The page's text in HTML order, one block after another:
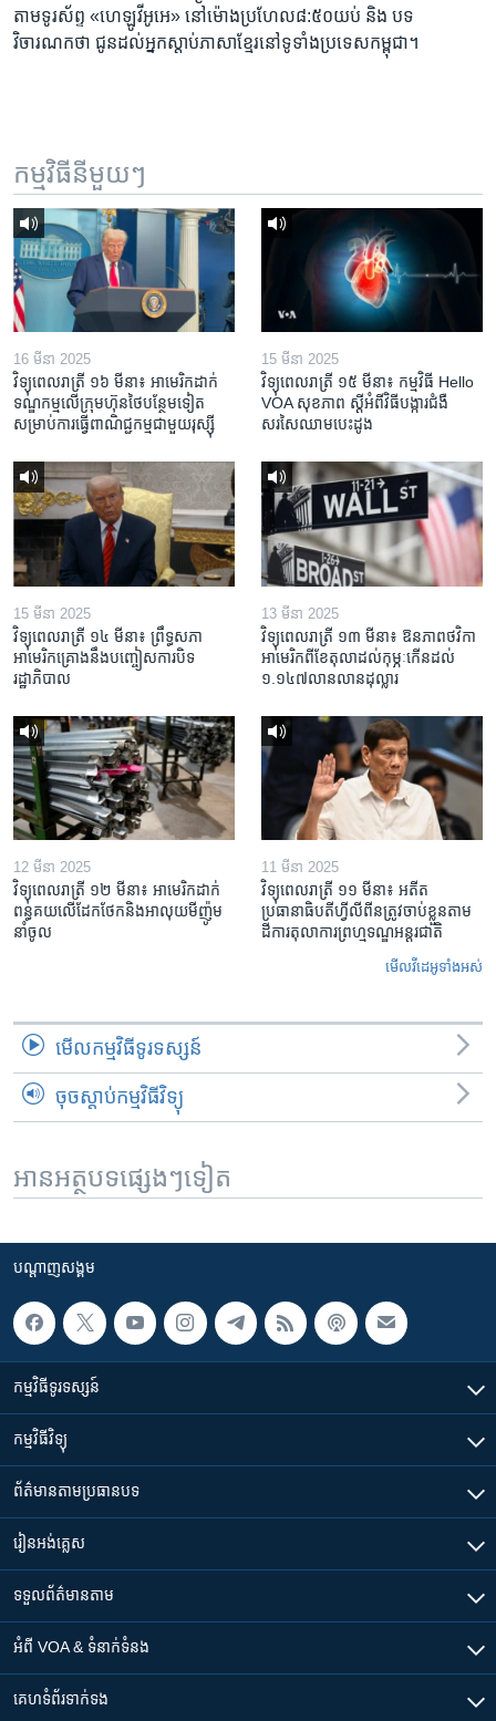
តាម​ទូរ​ស័ព្ទ «ហេឡូវីអូអេ» នៅ​ម៉ោង​​ប្រហែល​៨:៥០​យប់ ​និង បទ​
វិចារណកថា​ ជូន​ដល់​អ្នក​ស្តាប់​ភាសា​ខ្មែរ​នៅ​ទូទាំង​ប្រទេស​កម្ពុជា។
កម្មវិធី​នីមួយៗ
16 មីនា 2025
វិទ្យុពេលរាត្រី ១៦ មីនា៖ អាមេរិក​ដាក់​
ទណ្ឌកម្ម​លើ​ក្រុមហ៊ុន​ថៃ​បន្ថែម​ទៀត​
សម្រាប់​ការ​ធ្វើ​ពាណិជ្ជកម្ម​ជាមួយ​រុស្ស៊ី
15 មីនា 2025
វិទ្យុពេលរាត្រី ១៥ មីនា៖ កម្មវិធី ​Hello
VOA សុខភាព ស្ដី​អំពី​វិធី​បង្ការ​ជំងឺ​
សរសៃ​ឈាម​បេះដូង
15 មីនា 2025
វិទ្យុពេលរាត្រី ១៤ មីនា៖ ព្រឹទ្ធសភា
អាមេរិកគ្រោងនឹងបញ្ចៀសការបិទ
រដ្ឋាភិបាល
13 មីនា 2025
វិទ្យុពេលរាត្រី ១៣ មីនា៖ ឱនភាព​ថវិកា​
អាមេរិក​ពី​ខែ​តុលា​ដល់​កុម្ភៈ​កើន​ដល់​
១.១៤៧​លានលាន​ដុល្លារ
12 មីនា 2025
វិទ្យុពេលរាត្រី ១២ មីនា៖ អាមេរិក​ដាក់​
ពន្ធគយ​លើ​ដែកថែក​និង​អាលុយ​មីញ៉ូម​
នាំចូល
11 មីនា 2025
វិទ្យុពេលរាត្រី ១១ មីនា៖ អតីត​
ប្រធានាធិបតីហ្វីលីពីន​ត្រូវ​ចាប់ខ្លួនតាម
ដីការ​តុលាការ​ព្រហ្មទណ្ឌ​អន្តរជាតិ
មើល​វីដេអូ​ទាំង​អស់
មើល​កម្មវិធី​ទូរទស្សន៍
ចុចស្តាប់កម្មវិធីវិទ្យុ
អានអត្ថបទផ្សេងៗទៀត
បណ្តាញ​សង្គម
កម្មវិធី​ទូរទស្សន៍
កម្មវិធី​វិទ្យុ
ព័ត៌មាន​តាមប្រធានបទ​
រៀន​​អង់គ្លេស
ទទួល​ព័ត៌មាន​តាម
អំពី​ VOA & ទំនាក់ទំនង
គេហទំព័រ​​ទាក់ទង